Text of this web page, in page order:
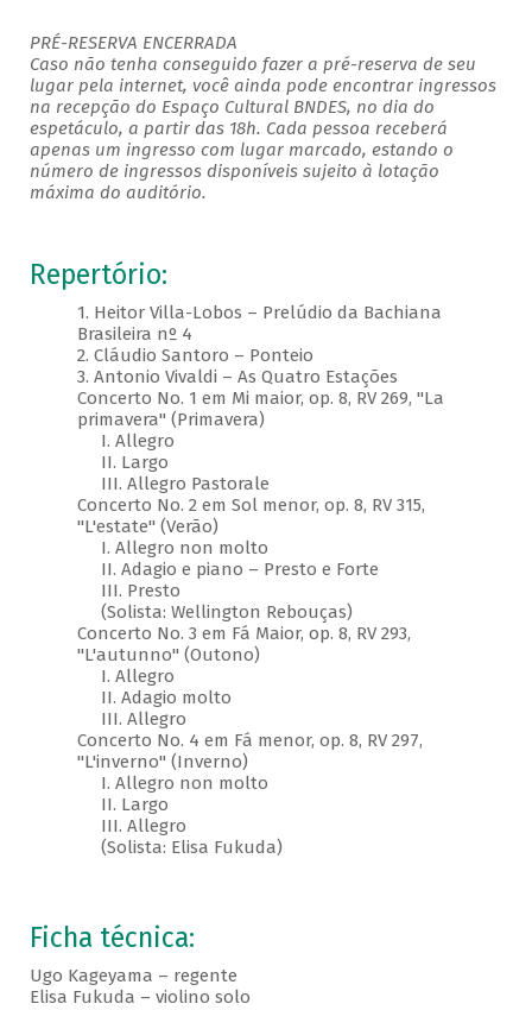
PRÉ-RESERVA ENCERRADA
Caso não tenha conseguido fazer a pré-reserva de seu
lugar pela internet, você ainda pode encontrar ingressos
na recepção do Espaço Cultural BNDES, no dia do
espetáculo, a partir das 18h. Cada pessoa receberá
apenas um ingresso com lugar marcado, estando o
número de ingressos disponíveis sujeito à lotação
máxima do auditório.
Repertório:
1. Heitor Villa-Lobos – Prelúdio da Bachiana
Brasileira nº 4
2. Cláudio Santoro – Ponteio
3. Antonio Vivaldi – As Quatro Estações
Concerto No. 1 em Mi maior, op. 8, RV 269, "La
primavera" (Primavera)
I. Allegro
II. Largo
III. Allegro Pastorale
Concerto No. 2 em Sol menor, op. 8, RV 315,
"L'estate" (Verão)
I. Allegro non molto
II. Adagio e piano – Presto e Forte
III. Presto
(Solista: Wellington Rebouças)
Concerto No. 3 em Fá Maior, op. 8, RV 293,
"L'autunno" (Outono)
I. Allegro
II. Adagio molto
III. Allegro
Concerto No. 4 em Fá menor, op. 8, RV 297,
"L'inverno" (Inverno)
I. Allegro non molto
II. Largo
III. Allegro
(Solista: Elisa Fukuda)
Ficha técnica:
Ugo Kageyama – regente
Elisa Fukuda – violino solo